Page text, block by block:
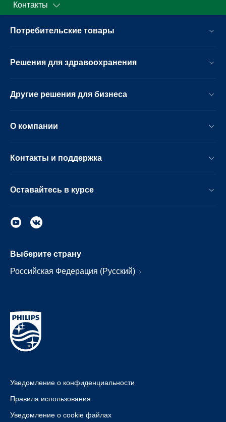
Контакты
Потребительские товары
Решения для здравоохранения
Другие решения для бизнеса
О компании
Контакты и поддержка
Оставайтесь в курсе
Выберите страну
Российская Федерация (Русский)
Уведомление о конфиденциальности
Правила использования
Уведомление о cookie файлах